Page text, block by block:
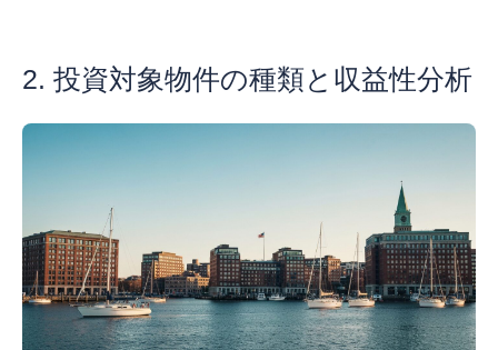
2. 投資対象物件の種類と収益性分析